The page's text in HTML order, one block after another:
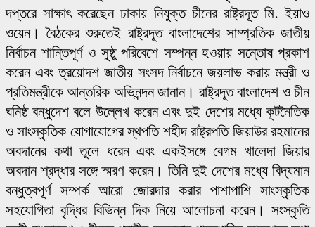
দপ্তরে সাক্ষাৎ করেছেন ঢাকায় নিযুক্ত চীনের রাষ্ট্রদূত মি. ইয়াও
ওয়েন। বৈঠকের শুরুতেই রাষ্ট্রদূত বাংলাদেশের সাম্প্রতিক জাতীয়
নির্বাচন শান্তিপূর্ণ ও সুষ্ঠু পরিবেশে সম্পন্ন হওয়ায় সন্তোষ প্রকাশ
করেন এবং ত্রয়োদশ জাতীয় সংসদ নির্বাচনে জয়লাভ করায় মন্ত্রী ও
প্রতিমন্ত্রীকে আন্তরিক অভিনন্দন জানান। রাষ্ট্রদূত বাংলাদেশ ও চীন
ঘনিষ্ঠ বন্ধুদেশ বলে উল্লেখ করেন এবং দুই দেশের মধ্যে কূটনৈতিক
ও সাংস্কৃতিক যোগাযোগের স্থপতি শহীদ রাষ্ট্রপতি জিয়াউর রহমানের
অবদানের কথা তুলে ধরেন এবং একইসঙ্গে বেগম খালেদা জিয়ার
অবদান শ্রদ্ধার সঙ্গে স্মরণ করেন। তিনি দুই দেশের মধ্যে বিদ্যমান
বন্ধুত্বপূর্ণ সম্পর্ক আরো জোরদার করার পাশাপাশি সাংস্কৃতিক
সহযোগিতা বৃদ্ধির বিভিন্ন দিক নিয়ে আলোচনা করেন। সংস্কৃতি